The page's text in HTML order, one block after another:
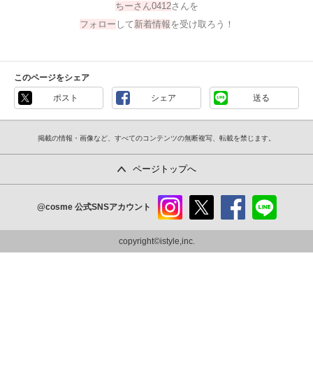
ちーさん0412さんを
フォロー して新着情報を受け取ろう！
このページをシェア
ポスト シェア 送る
掲載の情報・画像など、すべてのコンテンツの無断複写、転載を禁じます。
ページトップへ
@cosme 公式SNSアカウント
ram
copyright©istyle,inc.